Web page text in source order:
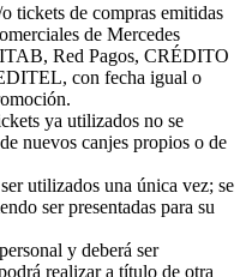
tickets de compras emitidas
de Mercedes
Red Pagos, CRÉDITO
con fecha igual o
ya utilizados no se
nuevos canjes propios o de
utilizados una única vez; se
ser presentadas para su
y deberá ser
realizar a título de otra